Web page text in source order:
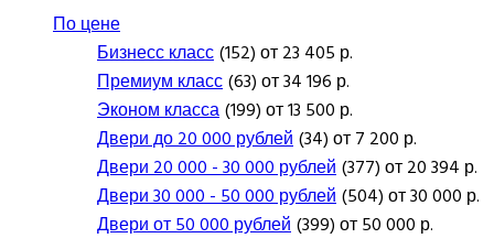
По цене
Бизнесс класс(152) от 23 405 р.
Премиум класс(63) от 34 196 р.
Эконом класса(199) от 13 500 р.
Двери до 20 000 рублей(34) от 7 200 р.
Двери 20 000 - 30 000 рублей(377) от 20 394 р.
Двери 30 000 - 50 000 рублей(504) от 30 000 р.
Двери от 50 000 рублей(399) от 50 000 р.